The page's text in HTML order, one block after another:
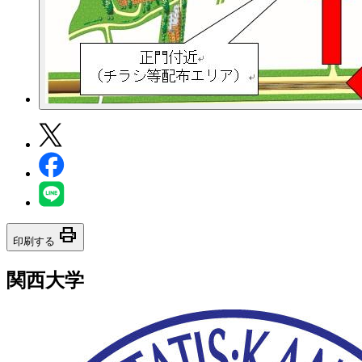
印刷する print
関西大学